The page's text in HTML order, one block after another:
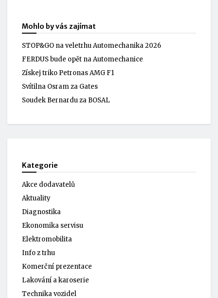
Mohlo by vás zajímat
STOP&GO na veletrhu Automechanika 2026
FERDUS bude opět na Automechanice
Získej triko Petronas AMG F1
Svítilna Osram za Gates
Soudek Bernardu za BOSAL
Kategorie
Akce dodavatelů
Aktuality
Diagnostika
Ekonomika servisu
Elektromobilita
Info z trhu
Komerční prezentace
Lakování a karoserie
Technika vozidel